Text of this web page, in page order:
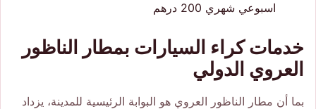
اسبوعي شهري 200 درهم
خدمات كراء السيارات بمطار الناظور
العروي الدولي
بما أن مطار الناظور العروي هو البوابة الرئيسية للمدينة، يزداد